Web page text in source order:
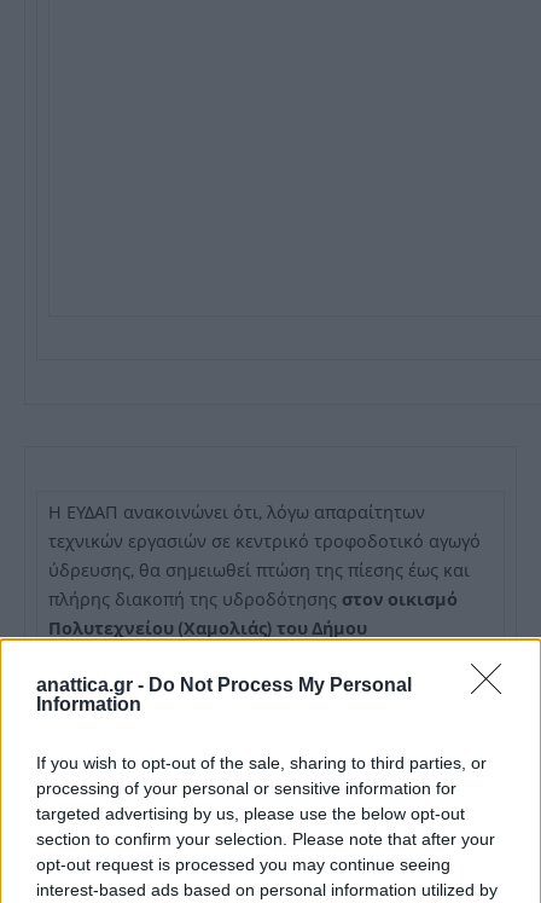
anattica.gr - Do Not Process My Personal
Information
If you wish to opt-out of the sale, sharing to third parties, or
processing of your personal or sensitive information for
targeted advertising by us, please use the below opt-out
section to confirm your selection. Please note that after your
opt-out request is processed you may continue seeing
interest-based ads based on personal information utilized by
Η ΕΥΔΑΠ ανακοινώνει ότι, λόγω απαραίτητων
τεχνικών εργασιών σε κεντρικό τροφοδοτικό αγωγό
ύδρευσης, θα σημειωθεί πτώση της πίεσης έως και
πλήρης διακοπή της υδροδότησης στον οικισμό
Πολυτεχνείου (Χαμολιάς) του Δήμου